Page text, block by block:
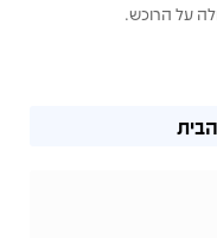
על הרוכש.